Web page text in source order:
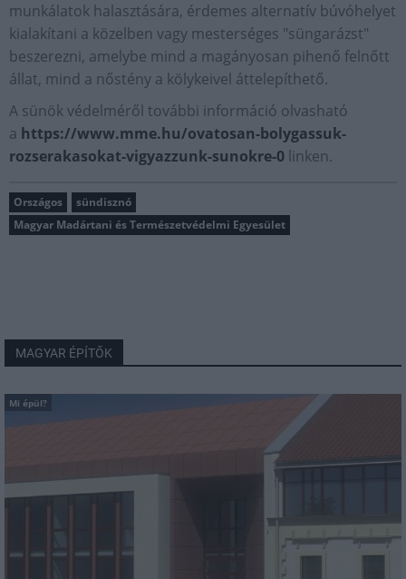
munkálatok halasztására, érdemes alternatív búvóhelyet
kialakítani a közelben vagy mesterséges "süngarázst"
beszerezni, amelybe mind a magányosan pihenő felnőtt
állat, mind a nőstény a kölykeivel áttelepíthető.
A sünök védelméről további információ olvasható
a https://www.mme.hu/ovatosan-bolygassuk-
rozserakasokat-vigyazzunk-sunokre-0 linken.
Országos
sündisznó
Magyar Madártani és Természetvédelmi Egyesület
MAGYAR ÉPÍTŐK
Mi épül?